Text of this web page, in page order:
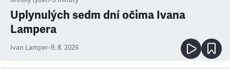
Uplynulých sedm dní očima Ivana
Lampera
Ivan Lamper•9. 8. 2026